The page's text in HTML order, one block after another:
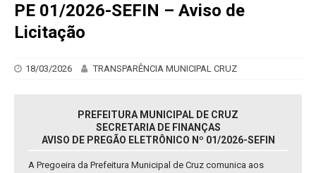
PE 01/2026-SEFIN – Aviso de
Licitação
18/03/2026 TRANSPARÊNCIA MUNICIPAL CRUZ
PREFEITURA MUNICIPAL DE CRUZ
SECRETARIA DE FINANÇAS
AVISO DE PREGÃO ELETRÔNICO Nº 01/2026-SEFIN
A Pregoeira da Prefeitura Municipal de Cruz comunica aos